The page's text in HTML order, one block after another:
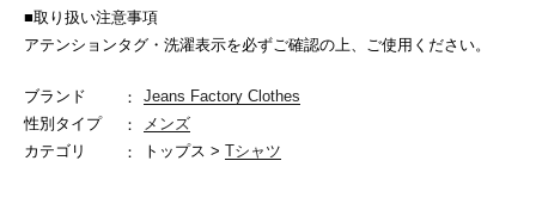
■取り扱い注意事項
アテンションタグ・洗濯表示を必ずご確認の上、ご使用ください。
ブランド
Jeans Factory Clothes
性別タイプ
メンズ
カテゴリ
トップス > Tシャツ